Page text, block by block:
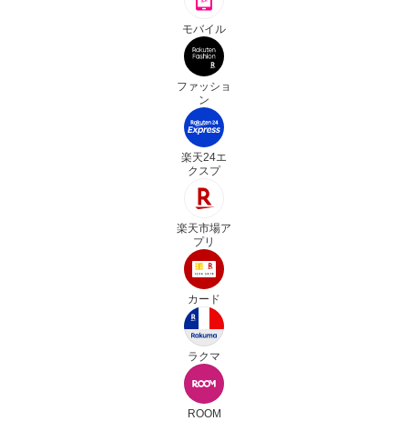
モバイル
ファッショ
ン
楽天24エ
クスプ
楽天市場ア
プリ
カード
ラクマ
ROOM